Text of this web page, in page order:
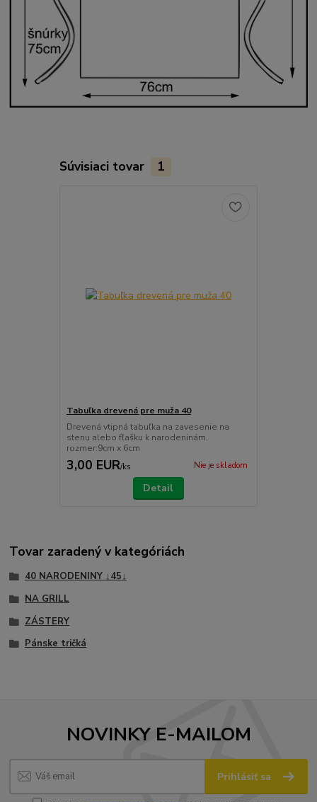
Súvisiaci tovar 1
Tabuľka drevená pre muža 40
Drevená vtipná tabuľka na zavesenie na
stenu alebo fľašku k narodeninám.
rozmer:9cm x 6cm
3,00 EUR/ks Nie je skladom
Detail
Tovar zaradený v kategóriách
40 NARODENINY ↓45↓
NA GRILL
ZÁSTERY
Pánske tričká
NOVINKY E-MAILOM
Prihlásiť sa